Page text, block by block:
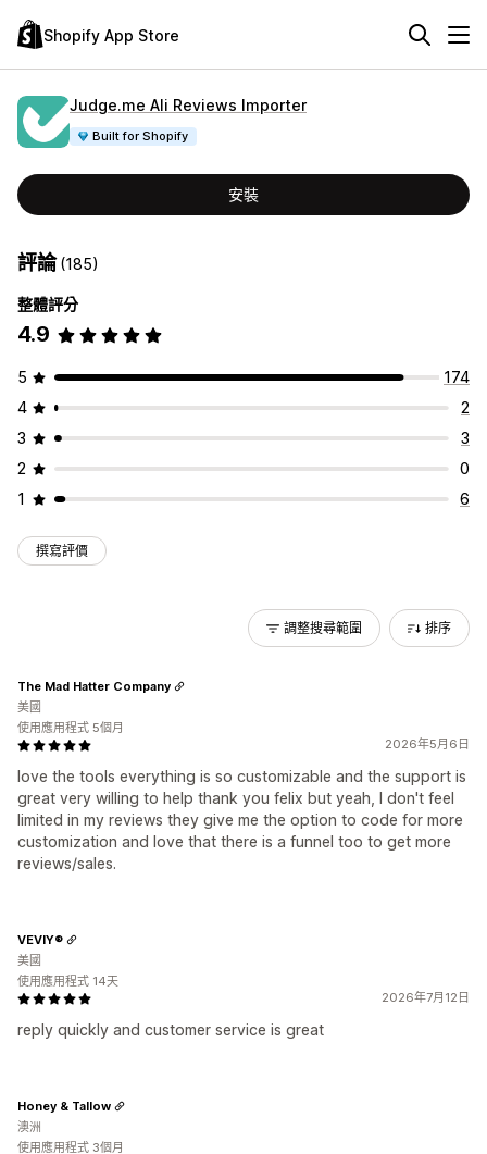
Shopify App Store
Judge.me Ali Reviews Importer
Built for Shopify
安裝
評論(185)
整體評分
4.9
5
174
4
2
3
3
2
0
1
6
撰寫評價
調整搜尋範圍 排序
2026年5月6日
love the tools everything is so customizable and the support is
great very willing to help thank you felix but yeah, I don't feel
limited in my reviews they give me the option to code for more
customization and love that there is a funnel too to get more
reviews/sales.
The Mad Hatter Company
美國
使用應用程式 5個月
2026年7月12日
reply quickly and customer service is great
VEVIY®
美國
使用應用程式 14天
Honey & Tallow
澳洲
使用應用程式 3個月